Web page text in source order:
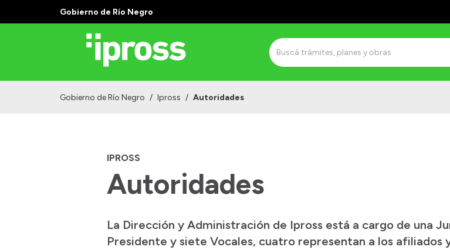
Gobierno de Río Negro
Gobierno de Río Negro / Ipross / Autoridades
IPROSS
Autoridades
La Dirección y Administración de Ipross está a cargo de una
Presidente y siete Vocales, cuatro representan a los